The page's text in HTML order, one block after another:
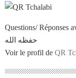
Questions/ Réponses
حفظه الله
Voir le profil de QR